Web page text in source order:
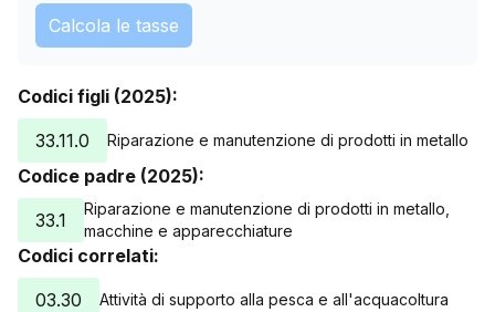
Calcola le tasse
Codici figli (2025):
33.11.0
Riparazione e manutenzione di prodotti in metallo
Codice padre (2025):
33.1
Riparazione e manutenzione di prodotti in metallo,
macchine e apparecchiature
Codici correlati:
03.30
Attività di supporto alla pesca e all'acquacoltura